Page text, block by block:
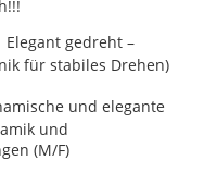
gedreht –
für stabiles Drehen)
und elegante
und
(M/F)